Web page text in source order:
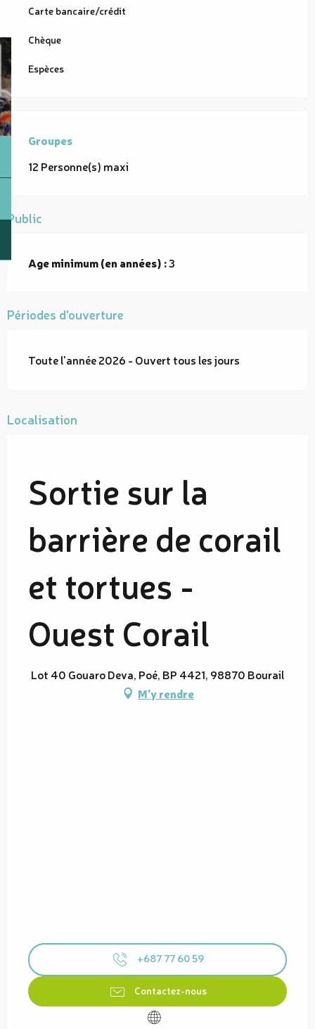
Carte bancaire/crédit
Chèque
Espèces
Groupes
Groupes
12 Personne(s) maxi
Public
Age minimum (en années) :3
Périodes d'ouverture
Toute l'année 2026 - Ouvert tous les jours
Localisation
Sortie sur la
barrière de corail
et tortues -
Ouest Corail
Lot 40 Gouaro Deva, Poé, BP 4421, 98870 Bourail
M'y rendre
+687 77 60 59
Contactez-nous